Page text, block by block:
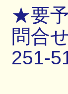
★要
問合
251-